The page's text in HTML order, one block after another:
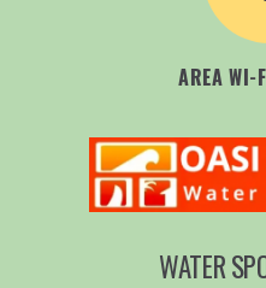
AREA WI-
WATER